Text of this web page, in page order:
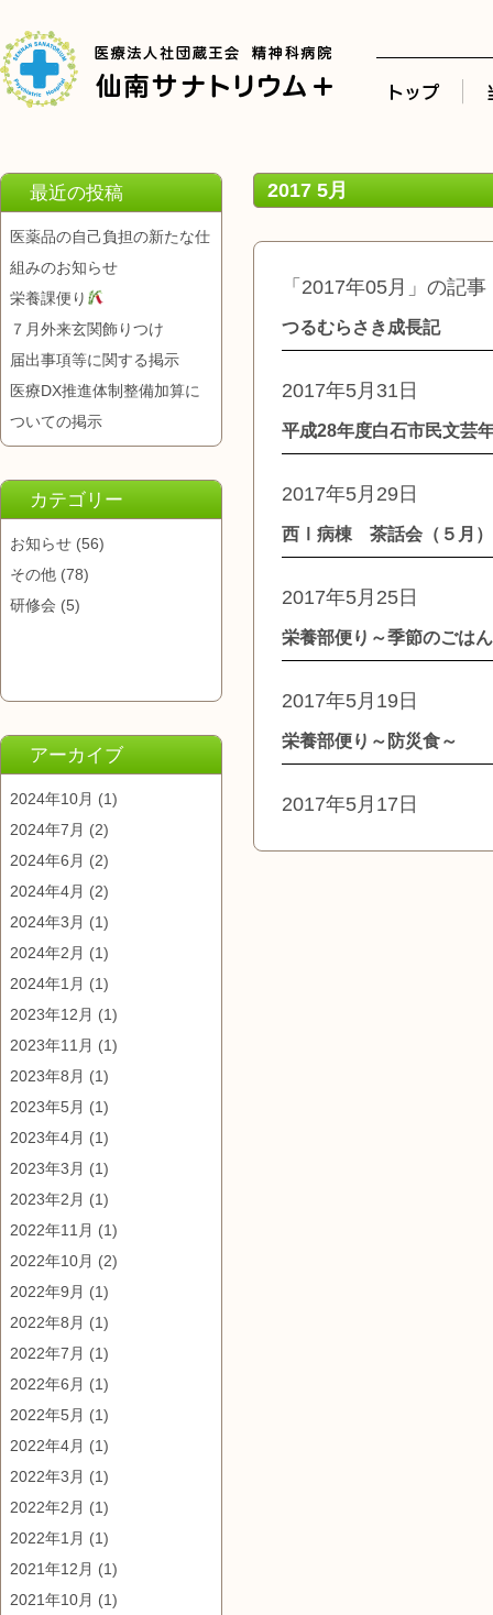
最近の投稿
医薬品の自己負担の新たな仕
組みのお知らせ
栄養課便り
７月外来玄関飾りつけ
届出事項等に関する掲示
医療DX推進体制整備加算に
ついての掲示
カテゴリー
お知らせ (56)
その他 (78)
研修会 (5)
アーカイブ
2024年10月 (1)
2024年7月 (2)
2024年6月 (2)
2024年4月 (2)
2024年3月 (1)
2024年2月 (1)
2024年1月 (1)
2023年12月 (1)
2023年11月 (1)
2023年8月 (1)
2023年5月 (1)
2023年4月 (1)
2023年3月 (1)
2023年2月 (1)
2022年11月 (1)
2022年10月 (2)
2022年9月 (1)
2022年8月 (1)
2022年7月 (1)
2022年6月 (1)
2022年5月 (1)
2022年4月 (1)
2022年3月 (1)
2022年2月 (1)
2022年1月 (1)
2021年12月 (1)
2021年10月 (1)
2017 5月
「2017年05月」の記事
つるむらさき成長記
2017年5月31日
平成28年度白石市民文芸
2017年5月29日
西Ⅰ病棟 茶話会（５月）
2017年5月25日
栄養部便り～季節のごは
2017年5月19日
栄養部便り～防災食～
2017年5月17日